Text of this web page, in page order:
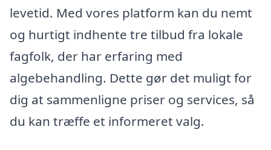
levetid. Med vores platform kan du nemt
og hurtigt indhente tre tilbud fra lokale
fagfolk, der har erfaring med
algebehandling. Dette gør det muligt for
dig at sammenligne priser og services, så
du kan træffe et informeret valg.